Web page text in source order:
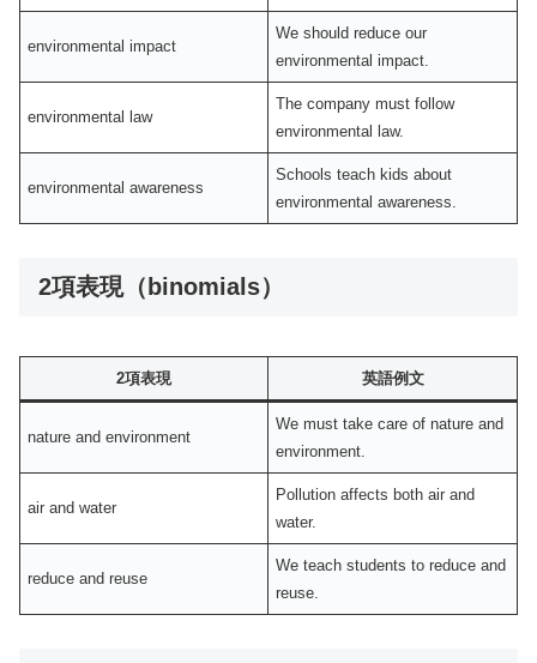
environmental impact
We should reduce our
environmental impact.
environmental law
The company must follow
environmental law.
environmental awareness
Schools teach kids about
environmental awareness.
2項表現（binomials）
2項表現 英語例文
nature and environment
We must take care of nature and
environment.
air and water
Pollution affects both air and
water.
reduce and reuse
We teach students to reduce and
reuse.